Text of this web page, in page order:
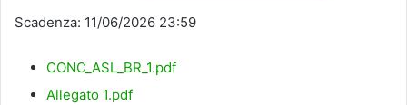
Scadenza: 11/06/2026 23:59
CONC_ASL_BR_1.pdf
Allegato 1.pdf